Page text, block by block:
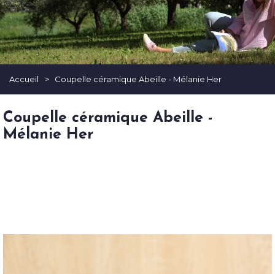
Accueil > Coupelle céramique Abeille - Mélanie Her
Coupelle céramique Abeille -
Mélanie Her